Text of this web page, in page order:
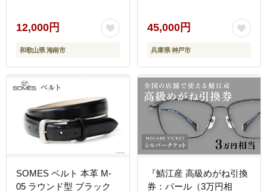
り
12,000円
和歌山県 海南市
て プレゼント 誕生祝 出
生祝い 誕生日 お祝い 出
産祝い
45,000円
兵庫県 神戸市
SOMES ベルト 本革 M-
05 ラウンド型 ブラック
『鯖江産 高級めがね引換
券：パール（3万円相